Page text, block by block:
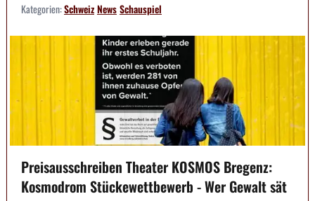
Kategorien:SchweizNewsSchauspiel
Preisausschreiben Theater KOSMOS Bregenz:
Kosmodrom Stückewettbewerb - Wer Gewalt sät